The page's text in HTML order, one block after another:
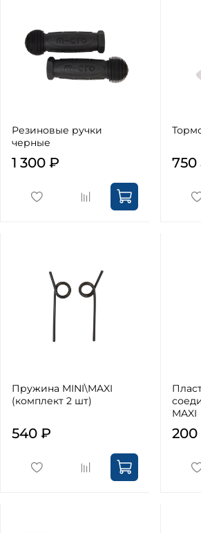
Резиновые ручки
черные
1 300 ₽ 750
Пружина MINI\MAXI
(комплект 2 шт)
540 ₽
MAXI
200